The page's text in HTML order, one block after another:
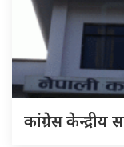
कांग्रेस केन्द्रीय